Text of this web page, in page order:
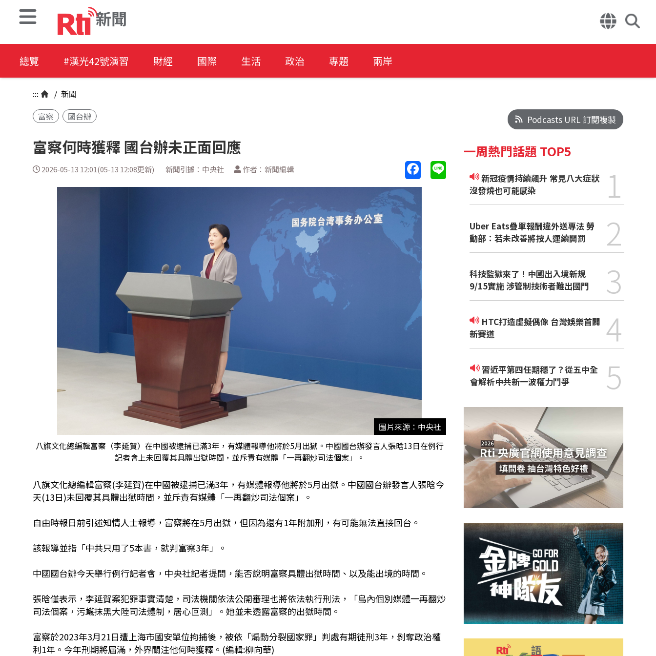
新聞
總覽 #漢光42號演習 財經 國際 生活 政治 專題 兩岸
::: / 新聞
富察
國台辦
富察何時獲釋 國台辦未正面回應
2026-05-13 12:01(05-13 12:08更新) 新聞引據：中央社 作者：新聞編輯
圖片來源：中央社
八旗文化總編輯富察（李延賀）在中國被逮捕已滿3年，有媒體報導他將於5月出獄。中國國台辦發言人張晗13日在例行
記者會上未回覆其具體出獄時間，並斥責有媒體「一再翻炒司法個案」。
八旗文化總編輯富察(李延賀)在中國被逮捕已滿3年，有媒體報導他將於5月出獄。中國國台辦發言人張晗今
天(13日)未回覆其具體出獄時間，並斥責有媒體「一再翻炒司法個案」。
自由時報日前引述知情人士報導，富察將在5月出獄，但因為還有1年附加刑，有可能無法直接回台。
該報導並指「中共只用了5本書，就判富察3年」。
中國國台辦今天舉行例行記者會，中央社記者提問，能否說明富察具體出獄時間、以及能出境的時間。
張晗僅表示，李延賀案犯罪事實清楚，司法機關依法公開審理也將依法執行刑法，「島內個別媒體一再翻炒
司法個案，污衊抹黑大陸司法體制，居心叵測」。她並未透露富察的出獄時間。
富察於2023年3月21日遭上海市國安單位拘捕後，被依「煽動分裂國家罪」判處有期徒刑3年，剝奪政治權
利1年。今年刑期將屆滿，外界關注他何時獲釋。(編輯:柳向華)
Podcasts URL 訂閱複製
一周熱門話題 TOP5
新冠疫情持續飆升 常見八大症狀
沒發燒也可能感染
1
Uber Eats疊單報酬違外送專法 勞
動部：若未改善將按人連續開罰
2
科技監獄來了！中國出入境新規
9/15實施 涉管制技術者難出國門
3
新賽道
4
習近平第四任期穩了？從五中全
會解析中共新一波權力鬥爭
5